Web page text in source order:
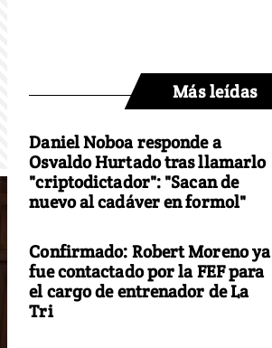
Más leídas
Daniel Noboa responde a
Osvaldo Hurtado tras llamarlo
"criptodictador": "Sacan de
nuevo al cadáver en formol"
Confirmado: Robert Moreno ya
fue contactado por la FEF para
el cargo de entrenador de La
Tri